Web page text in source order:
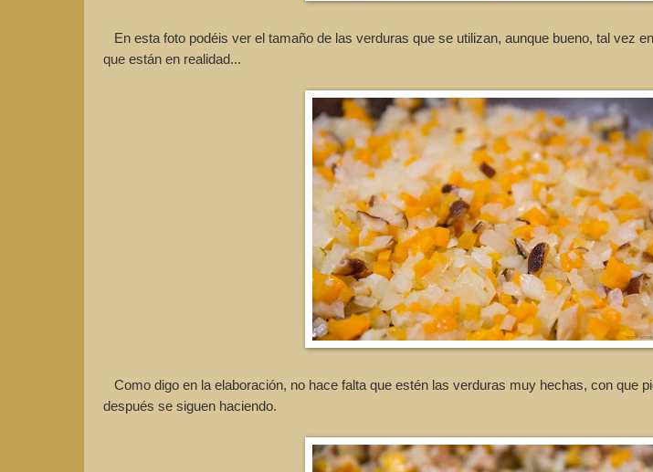
En esta foto podéis ver el tamaño de las verduras que se utilizan, aunque bueno, tal vez
que están en realidad...
Como digo en la elaboración, no hace falta que estén las verduras muy hechas, con que
después se siguen haciendo.